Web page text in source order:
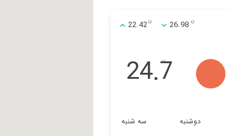
22.42
26.98
24.7
دوشنبه سه شنبه